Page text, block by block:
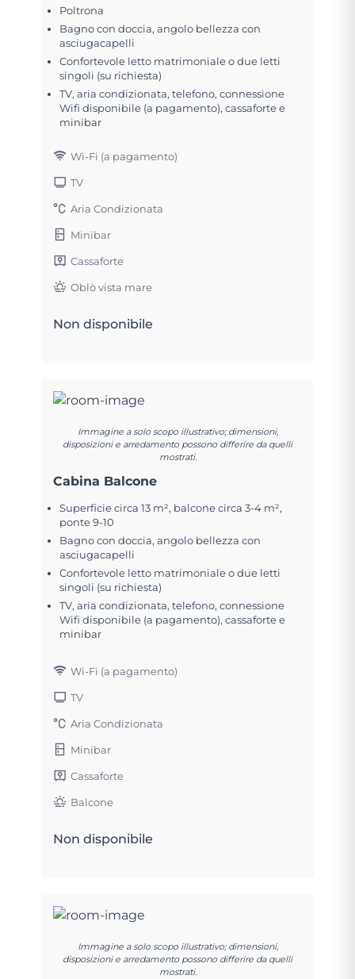
Poltrona
Bagno con doccia, angolo bellezza con
asciugacapelli
Confortevole letto matrimoniale o due letti
singoli (su richiesta)
TV, aria condizionata, telefono, connessione
Wifi disponibile (a pagamento), cassaforte e
minibar
Wi-Fi (a pagamento)
TV
Aria Condizionata
Minibar
Cassaforte
Oblò vista mare
Non disponibile
Immagine a solo scopo illustrativo; dimensioni,
disposizioni e arredamento possono differire da quelli
mostrati.
Cabina Balcone
Superficie circa 13 m², balcone circa 3-4 m²,
ponte 9-10
Bagno con doccia, angolo bellezza con
asciugacapelli
Confortevole letto matrimoniale o due letti
singoli (su richiesta)
TV, aria condizionata, telefono, connessione
Wifi disponibile (a pagamento), cassaforte e
minibar
Wi-Fi (a pagamento)
TV
Aria Condizionata
Minibar
Cassaforte
Balcone
Non disponibile
Immagine a solo scopo illustrativo; dimensioni,
disposizioni e arredamento possono differire da quelli
mostrati.